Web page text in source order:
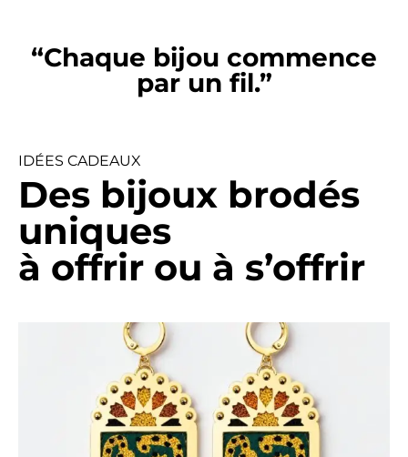
“Chaque bijou commence
par un fil.”
IDÉES CADEAUX
Des bijoux brodés
uniques
à offrir ou à s’offrir